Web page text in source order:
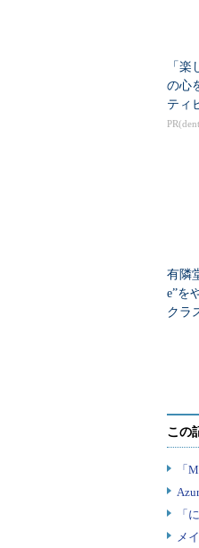
「
の心
ティ
有隣
e”を
クラ